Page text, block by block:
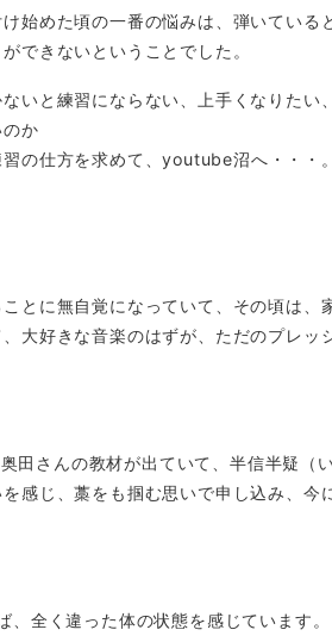
始めた頃の一番の悩みは、弾いている
できないということでした。
いと練習にならない、上手くなりたい
か
の仕方を求めて、youtube沼へ・・・。
とに無自覚になっていて、その頃は、
大好きな音楽のはずが、ただのプレッ
田さんの教材が出ていて、半信半疑（
感じ、藁をも掴む思いで申し込み、今
全く違った体の状態を感じています。